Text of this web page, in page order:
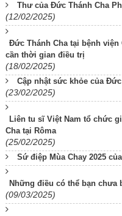
Thư của Đức Thánh Cha
(12/02/2025)
Đức Thánh Cha tại bệnh
cần thời gian điều trị
(18/02/2025)
Cập nhật sức khỏe của
(23/02/2025)
Liên tu sĩ Việt Nam tổ chức
Cha tại Rôma
(25/02/2025)
Sứ điệp Mùa Chay 2025
Những điều có thể bạn chưa
(09/03/2025)